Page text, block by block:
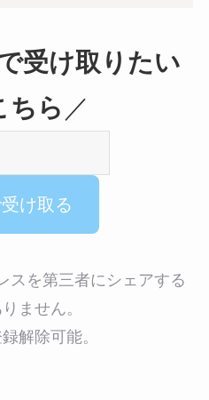
受け取りたい
ちら ／
スを第三者にシェアする
ません。
解除可能。